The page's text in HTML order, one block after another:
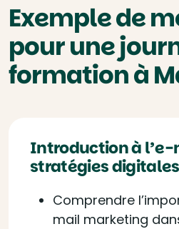
Exemple de
pour une
formation à
Introduction à
stratégies digitales
Comprendre
mail marketing